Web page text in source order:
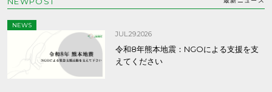
NEWS
JUL.29.2026
令和8年熊本地震：NGOによる支援を支
えてください